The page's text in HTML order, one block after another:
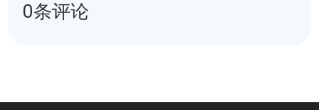
0条评论